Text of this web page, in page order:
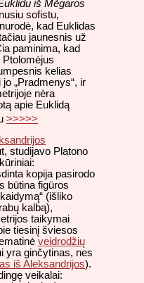
iš Mėgaros
sofistu,
nurodė, kad Euklidas
jaunesnis už
paminima, kad
kelias
„Pradmenys“, ir
nėra
apie Euklidą
>>>>>
studijavo Platono
kopija pasirodo
būtina figūros
(išliko
kalbą),
taikymai
tiesinį šviesos
veidrodžių
yra ginčytinas, nes
iš Aleksandrijos).
veikalai: